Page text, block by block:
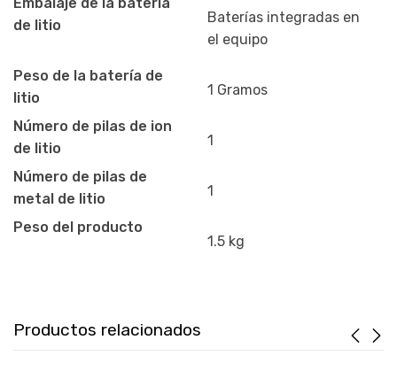
de litio
Baterías integradas en
el equipo
Peso de la batería de
litio
1 Gramos
Número de pilas de ion
de litio
1
Número de pilas de
metal de litio
1
Peso del producto
1.5 kg
Productos relacionados